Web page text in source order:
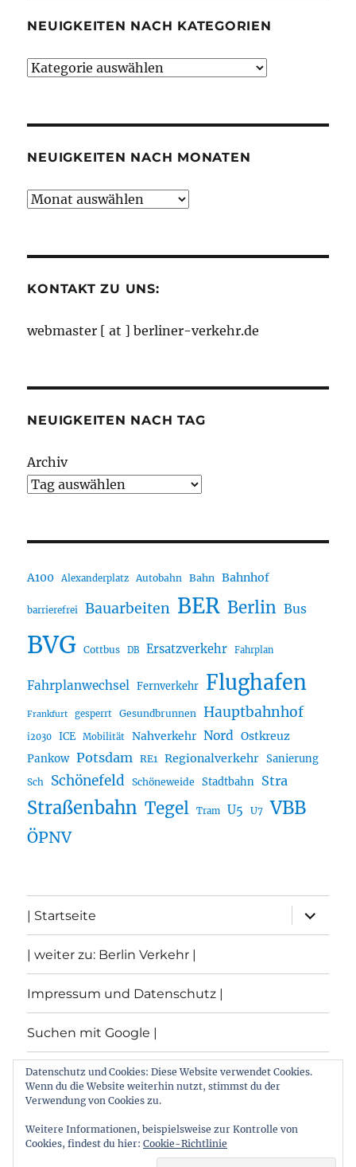
NEUIGKEITEN NACH KATEGORIEN
Neuigkeiten
NEUIGKEITEN NACH MONATEN
Neuigkeiten
KONTAKT ZU UNS:
webmaster [ at ] berliner-verkehr.de
NEUIGKEITEN NACH TAG
Archiv
A100 Alexanderplatz Autobahn Bahn Bahnhof
barrierefrei Bauarbeiten BER Berlin Bus
BVG Cottbus DB Ersatzverkehr Fahrplan
Fahrplanwechsel Fernverkehr Flughafen
Frankfurt gesperrt Gesundbrunnen Hauptbahnhof
i2030 ICE Mobilität Nahverkehr Nord Ostkreuz
Pankow Potsdam RE1 Regionalverkehr Sanierung
Sch Schönefeld Schöneweide Stadtbahn Stra
Straßenbahn Tegel Tram U5 U7 VBB
ÖPNV
| Startseite
öffnen
| weiter zu: Berlin Verkehr |
Impressum und Datenschutz |
Suchen mit Google |
Themen
Archiv von: Berlin:Verkehr Stolz präsentiert von
Datenschutz und Cookies: Diese Website verwendet Cookies.
Wenn du die Website weiterhin nutzt, stimmst du der
Verwendung von Cookies zu.
Weitere Informationen, beispielsweise zur Kontrolle von
Cookies, findest du hier: Cookie-Richtlinie